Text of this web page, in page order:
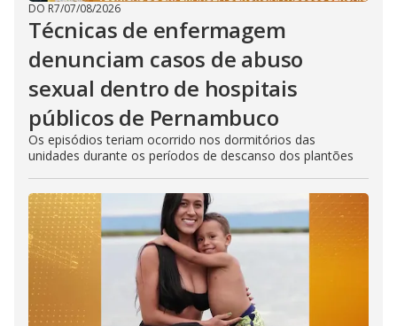
DO R7/07/08/2026
Técnicas de enfermagem
denunciam casos de abuso
sexual dentro de hospitais
públicos de Pernambuco
Os episódios teriam ocorrido nos dormitórios das
unidades durante os períodos de descanso dos plantões